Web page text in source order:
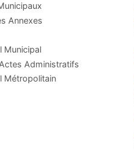
Annexes
Municipal
Administratifs
Métropolitain